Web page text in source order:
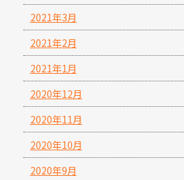
2021年3月
2021年2月
2021年1月
2020年12月
2020年11月
2020年10月
2020年9月